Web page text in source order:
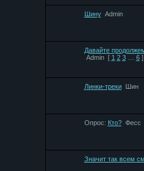
Шину Admin
Давайте
Admin [ 1 2 3 6 ]
Линки-треки Шин
Опрос: Кто? Фесс
Значит так всем